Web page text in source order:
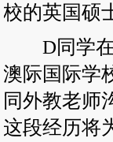
校的英国硕
D同学在
澳际国际学
同外教老师
这段经历将